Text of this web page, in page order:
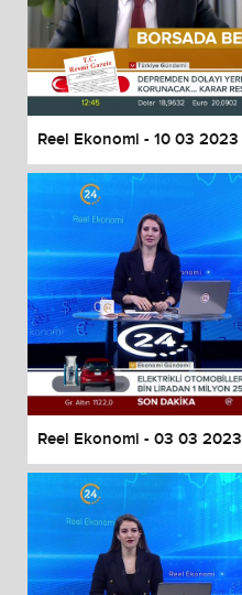
Reel Ekonomi - 10 03 2023
Reel Ekonomi - 03 03 2023